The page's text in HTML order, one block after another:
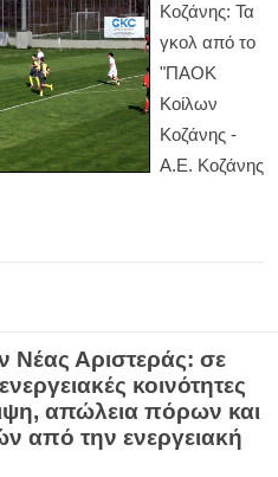
Κοζάνης: Τα
γκολ από το
"ΠΑΟΚ
Κοίλων
Κοζάνης -
Α.Ε. Κοζάνης
Αριστεράς: σε
κοινότητες
απώλεια πόρων και
από την ενεργειακή